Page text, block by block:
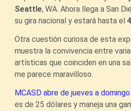
Seattle, WA. Ahora llega a San
su gira nacional y estará hasta el
Otra cuestión curiosa de esta
muestra la convivencia entre
artísticas que coinciden en una
me parece maravilloso.
MCASD abre de jueves a domingo
es de 25 dólares y maneja una